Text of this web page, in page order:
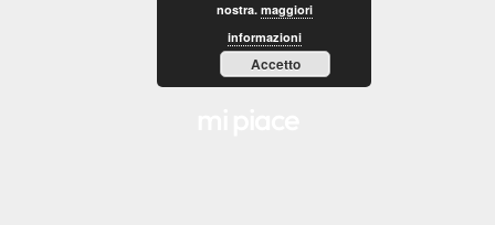
nostra. maggiori
informazioni
Accetto